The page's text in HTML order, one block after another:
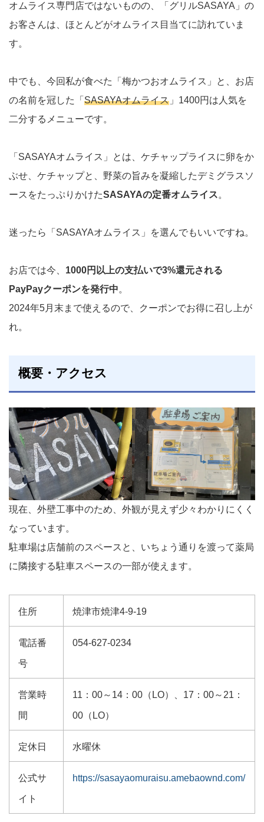
オムライス専門店ではないものの、「グリルSASAYA」の
お客さんは、ほとんどがオムライス目当てに訪れていま
す。
中でも、今回私が食べた「梅かつおオムライス」と、お店
の名前を冠した「 SASAYAオムライス 」1400円は人気を
二分するメニューです。
「SASAYAオムライス」とは、ケチャップライスに卵をか
ぶせ、ケチャップと、野菜の旨みを凝縮したデミグラスソ
ースをたっぷりかけたSASAYAの定番オムライス。
迷ったら「SASAYAオムライス」を選んでもいいですね。
お店では今、 1000円以上の支払いで3%還元される
PayPayクーポンを発行中。
2024年5月末まで使えるので、クーポンでお得に召し上が
れ。
概要・アクセス
現在、外壁工事中のため、外観が見えず少々わかりにくく
なっています。
駐車場は店舗前のスペースと、いちょう通りを渡って薬局
に隣接する駐車スペースの一部が使えます。
住所 焼津市焼津4-9-19
電話番
号
054-627-0234
営業時
間
11：00～14：00（LO）、17：00～21：
00（LO）
定休日 水曜休
公式サ
イト
https://sasayaomuraisu.amebaownd.com/